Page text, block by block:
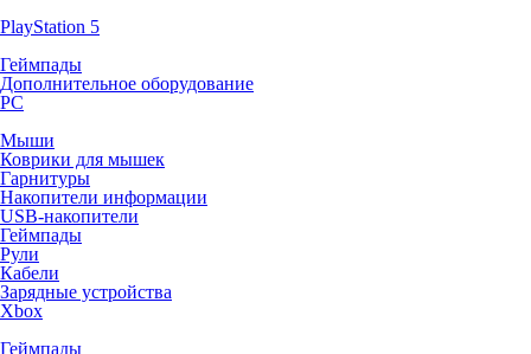
PlayStation 5
Геймпады
Дополнительное оборудование
PC
Мыши
Коврики для мышек
Гарнитуры
Накопители информации
USB-накопители
Геймпады
Рули
Кабели
Зарядные устройства
Xbox
Геймпады